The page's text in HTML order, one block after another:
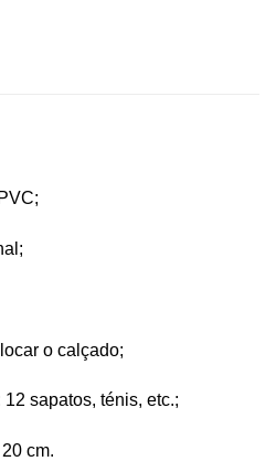
o calçado;
sapatos, ténis, etc.;
cm.